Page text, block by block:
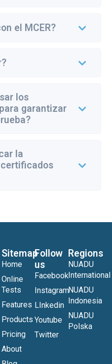
el MCER?
los
garantizar
la
Sitemap
Home
Online
Tests
Features
Products
Pricing
About
Follow
us
Facebook
Instagram
LInkedin
Youtube
Twitter
Regions
NUADU
International
NUADU
Indonesia
NUADU
Polska